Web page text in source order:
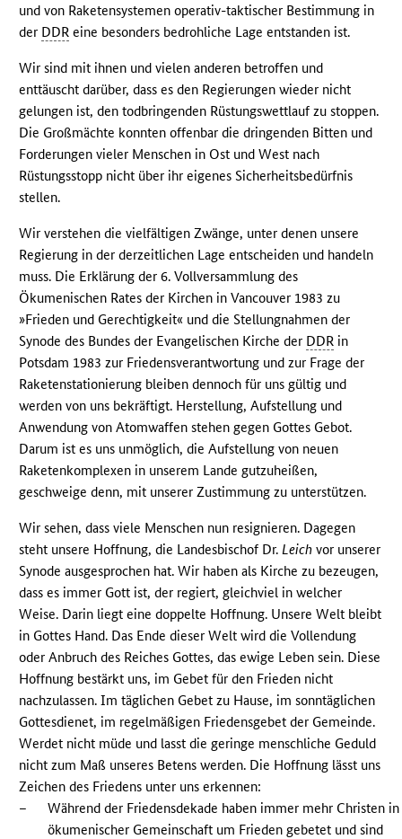
und von Raketensystemen operativ-taktischer Bestimmung in
der DDR eine besonders bedrohliche Lage entstanden ist.
Wir sind mit ihnen und vielen anderen betroffen und
enttäuscht darüber, dass es den Regierungen wieder nicht
gelungen ist, den todbringenden Rüstungswettlauf zu stoppen.
Die Großmächte konnten offenbar die dringenden Bitten und
Forderungen vieler Menschen in Ost und West nach
Rüstungsstopp nicht über ihr eigenes Sicherheitsbedürfnis
stellen.
Wir verstehen die vielfältigen Zwänge, unter denen unsere
Regierung in der derzeitlichen Lage entscheiden und handeln
muss. Die Erklärung der 6. Vollversammlung des
Ökumenischen Rates der Kirchen in Vancouver 1983 zu
»Frieden und Gerechtigkeit« und die Stellungnahmen der
Synode des Bundes der Evangelischen Kirche der DDR in
Potsdam 1983 zur Friedensverantwortung und zur Frage der
Raketenstationierung bleiben dennoch für uns gültig und
werden von uns bekräftigt. Herstellung, Aufstellung und
Anwendung von Atomwaffen stehen gegen Gottes Gebot.
Darum ist es uns unmöglich, die Aufstellung von neuen
Raketenkomplexen in unserem Lande gutzuheißen,
geschweige denn, mit unserer Zustimmung zu unterstützen.
Wir sehen, dass viele Menschen nun resignieren. Dagegen
steht unsere Hoffnung, die Landesbischof Dr.Leich vor unserer
Synode ausgesprochen hat. Wir haben als Kirche zu bezeugen,
dass es immer Gott ist, der regiert, gleichviel in welcher
Weise. Darin liegt eine doppelte Hoffnung. Unsere Welt bleibt
in Gottes Hand. Das Ende dieser Welt wird die Vollendung
oder Anbruch des Reiches Gottes, das ewige Leben sein. Diese
Hoffnung bestärkt uns, im Gebet für den Frieden nicht
nachzulassen. Im täglichen Gebet zu Hause, im sonntäglichen
Gottesdienet, im regelmäßigen Friedensgebet der Gemeinde.
Werdet nicht müde und lasst die geringe menschliche Geduld
nicht zum Maß unseres Betens werden. Die Hoffnung lässt uns
Zeichen des Friedens unter uns erkennen:
–
Während der Friedensdekade haben immer mehr Christen in
ökumenischer Gemeinschaft um Frieden gebetet und sind